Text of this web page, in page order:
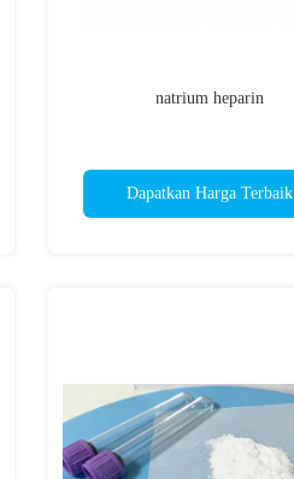
natrium heparin
Dapatkan Harga Terbaik